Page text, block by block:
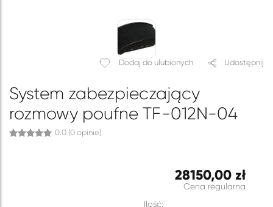
Dodaj do ulubionych Udostępnij
System zabezpieczający
rozmowy poufne TF-012N-04
0.0 (0 opinie)
28150,00 zł
Cena regularna
Ilość: